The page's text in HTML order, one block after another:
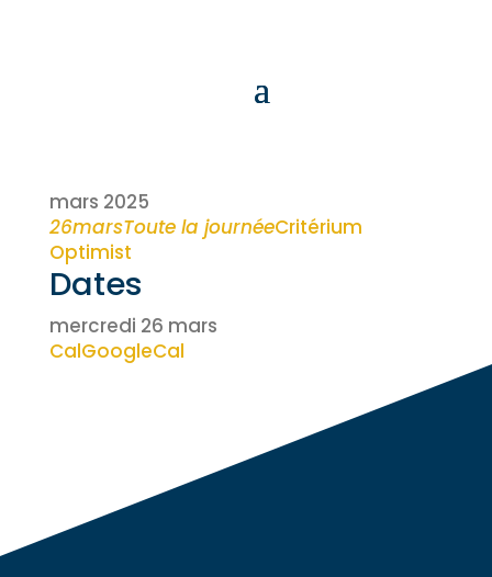
mars 2025
26marsToute la journéeCritérium
Optimist
Dates
mercredi 26 mars
CalGoogleCal